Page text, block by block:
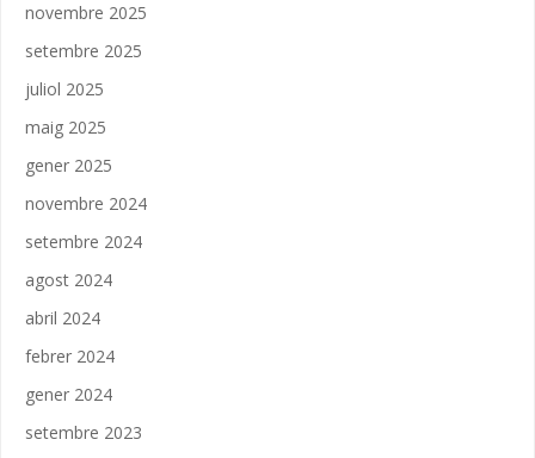
novembre 2025
setembre 2025
juliol 2025
maig 2025
gener 2025
novembre 2024
setembre 2024
agost 2024
abril 2024
febrer 2024
gener 2024
setembre 2023